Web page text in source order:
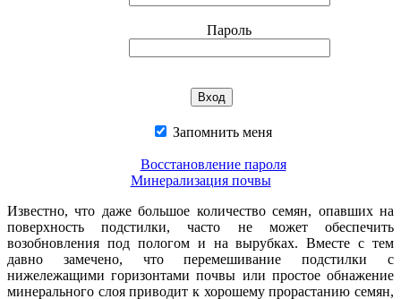
Пароль
Запомнить меня
Восстановление пароля
Минерализация почвы
Известно, что даже большое количество семян, опавших на
поверхность подстилки, часто не может обеспечить
возобновления под пологом и на вырубках. Вместе с тем
давно замечено, что перемешивание подстилки с
нижележащими горизонтами почвы или простое обнажение
минерального слоя приводит к хорошему прорастанию семян,